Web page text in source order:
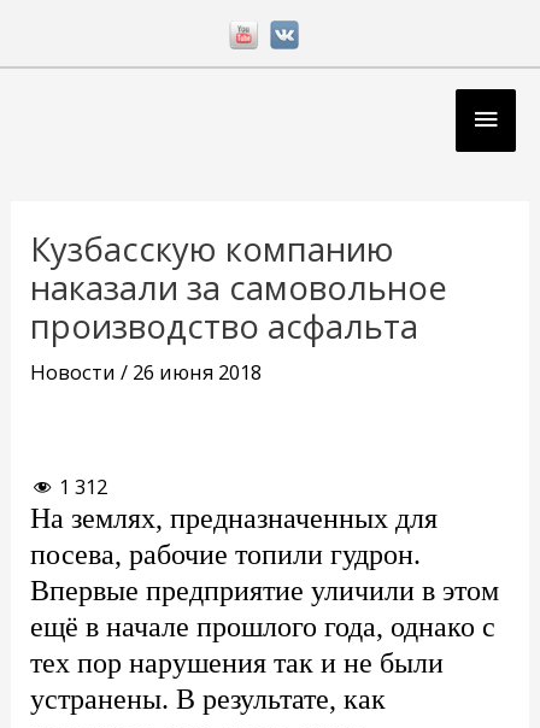
Кузбасскую компанию
наказали за самовольное
производство асфальта
Новости / 26 июня 2018
1 312
На землях, предназначенных для
посева, рабочие топили гудрон.
Впервые предприятие уличили в этом
ещё в начале прошлого года, однако с
тех пор нарушения так и не были
устранены. В результате, как
записям